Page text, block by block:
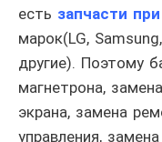
есть запчасти
марок(LG,
другие). Поэтому
магнетрона,
экрана, замена
управления,